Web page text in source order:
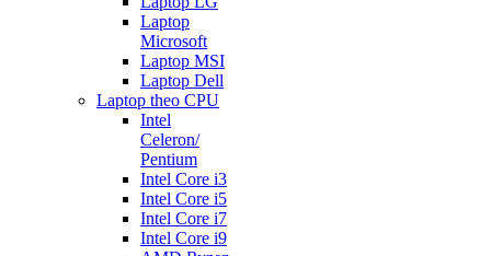
Laptop
Microsoft
Laptop MSI
Laptop Dell
Laptop theo CPU
Intel
Celeron/
Pentium
Intel Core i3
Intel Core i5
Intel Core i7
Intel Core i9